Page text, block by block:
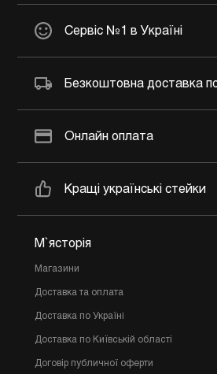
Сервіс №1 в Україні
Безкоштовна доставка по
Онлайн оплата
Кращі українські стейки
М`ясторія
Магазини
Доставка та оплата
Доставка по Україні
Доставка по Київській області
Договір публичної оферти